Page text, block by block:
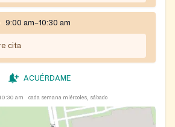
9:00 am–10:30 am
cita
ACUÉRDAME
am cada semana miércoles, sábado